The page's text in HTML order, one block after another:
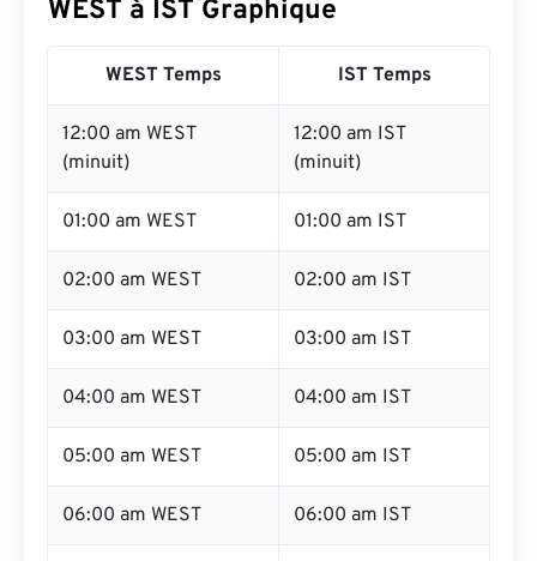
WEST à IST Graphique
WEST Temps IST Temps
12:00 am WEST
(minuit)
12:00 am IST
(minuit)
01:00 am WEST 01:00 am IST
02:00 am WEST 02:00 am IST
03:00 am WEST 03:00 am IST
04:00 am WEST 04:00 am IST
05:00 am WEST 05:00 am IST
06:00 am WEST 06:00 am IST